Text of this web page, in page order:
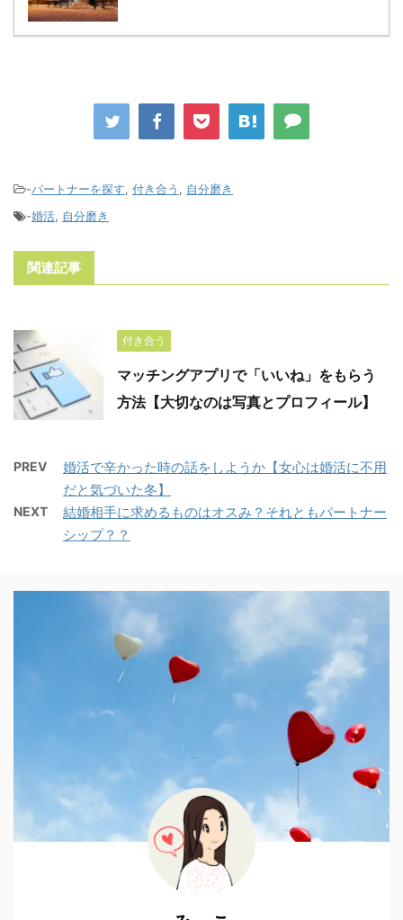
-パートナーを探す, 付き合う , 自分磨き
-婚活, 自分磨き
関連記事
付き合う
マッチングアプリで「いいね」をもらう
方法【大切なのは写真とプロフィール】
PREV
婚活で辛かった時の話をしようか【女心は婚活に不用
だと気づいた冬】
NEXT
結婚相手に求めるものはオスみ？それともパートナー
シップ？？